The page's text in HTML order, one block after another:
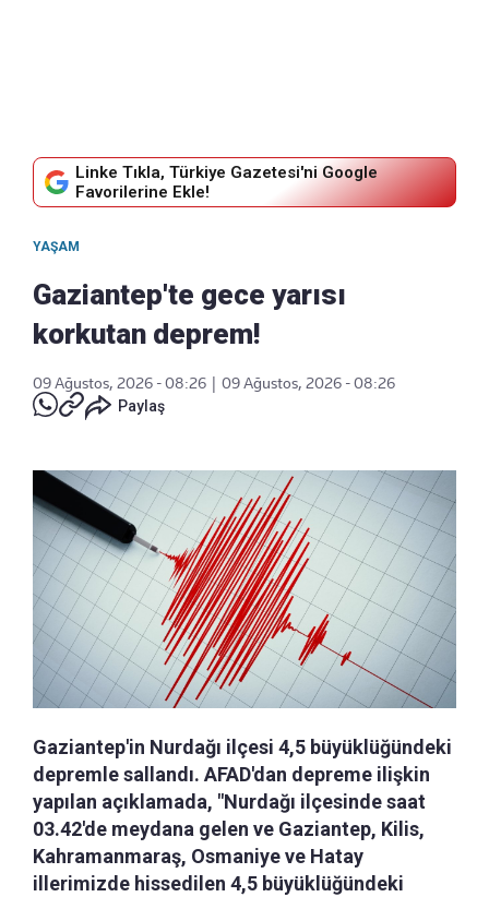
Linke Tıkla, Türkiye Gazetesi'ni Google
Favorilerine Ekle!
YAŞAM
Gaziantep'te gece yarısı
korkutan deprem!
09 Ağustos, 2026 - 08:26
09 Ağustos, 2026 - 08:26
Paylaş
Gaziantep'in Nurdağı ilçesi 4,5 büyüklüğündeki
depremle sallandı. AFAD'dan depreme ilişkin
yapılan açıklamada, "Nurdağı ilçesinde saat
03.42'de meydana gelen ve Gaziantep, Kilis,
Kahramanmaraş, Osmaniye ve Hatay
illerimizde hissedilen 4,5 büyüklüğündeki